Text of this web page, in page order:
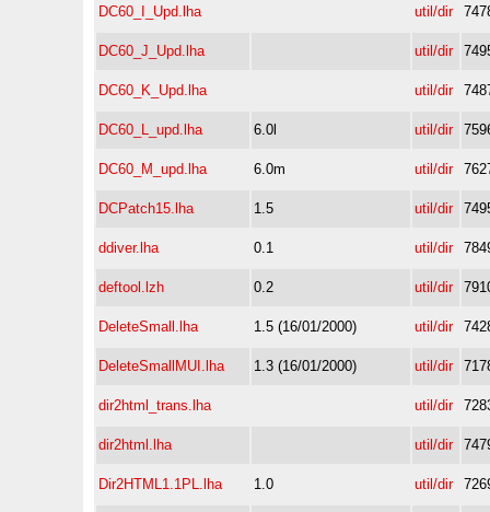
DC60_I_Upd.lha util/dir
DC60_J_Upd.lha util/dir
DC60_K_Upd.lha util/dir
DC60_L_upd.lha 6.0l util/dir
DC60_M_upd.lha 6.0m util/dir
DCPatch15.lha 1.5 util/dir
ddiver.lha 0.1 util/dir
deftool.lzh 0.2 util/dir
DeleteSmall.lha 1.5 (16/01/2000) util/dir
DeleteSmallMUI.lha 1.3 (16/01/2000) util/dir
dir2html_trans.lha util/dir
dir2html.lha util/dir
Dir2HTML1.1PL.lha 1.0 util/dir